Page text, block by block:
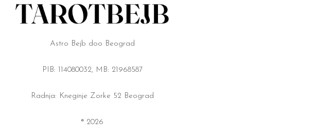
Astro Bejb doo Beograd
PIB: 114080032, MB: 21968587
Radnja: Kneginje Zorke 52 Beograd
® 2026